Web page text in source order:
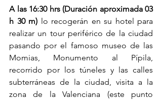
A las 16:30 hrs (Duración aproximada 03
h 30 m) lo recogerán en su hotel para
realizar un tour periférico de la ciudad
pasando por el famoso museo de las
Momias, Monumento al Pípila,
recorrido por los túneles y las calles
subterráneas de la ciudad, visita a la
zona de la Valenciana (este punto